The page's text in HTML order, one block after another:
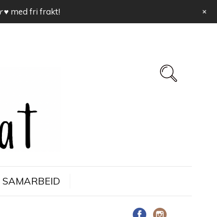
SAMARBEID
♥ med fri frakt! +